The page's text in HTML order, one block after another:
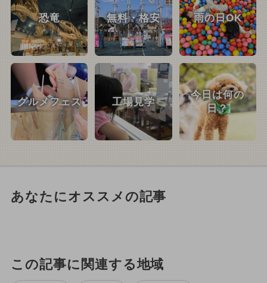
恐竜 無料・格安 雨の日OK
グルメフェス 工場見学
今日は何の
日？
あなたにオススメの記事
この記事に関連する地域